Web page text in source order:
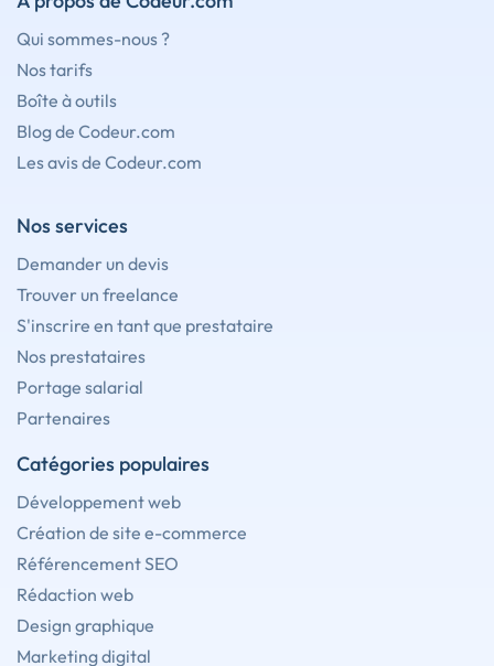
Qui sommes-nous ?
Nos tarifs
Boîte à outils
Blog de Codeur.com
Les avis de Codeur.com
Nos services
Demander un devis
Trouver un freelance
S'inscrire en tant que prestataire
Nos prestataires
Portage salarial
Partenaires
Catégories populaires
Développement web
Création de site e-commerce
Référencement SEO
Rédaction web
Design graphique
Marketing digital